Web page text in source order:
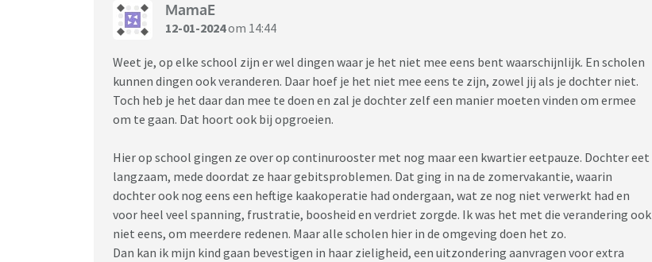
MamaE
12-01-2024om 14:44
Weet je, op elke school zijn er wel dingen waar je het niet mee eens bent waarschijnlijk. En scholen
kunnen dingen ook veranderen. Daar hoef je het niet mee eens te zijn, zowel jij als je dochter niet.
Toch heb je het daar dan mee te doen en zal je dochter zelf een manier moeten vinden om ermee
om te gaan. Dat hoort ook bij opgroeien.
Hier op school gingen ze over op continurooster met nog maar een kwartier eetpauze. Dochter eet
langzaam, mede doordat ze haar gebitsproblemen. Dat ging in na de zomervakantie, waarin
dochter ook nog eens een heftige kaakoperatie had ondergaan, wat ze nog niet verwerkt had en
voor heel veel spanning, frustratie, boosheid en verdriet zorgde. Ik was het met die verandering ook
niet eens, om meerdere redenen. Maar alle scholen hier in de omgeving doen het zo.
Dan kan ik mijn kind gaan bevestigen in haar zieligheid, een uitzondering aanvragen voor extra